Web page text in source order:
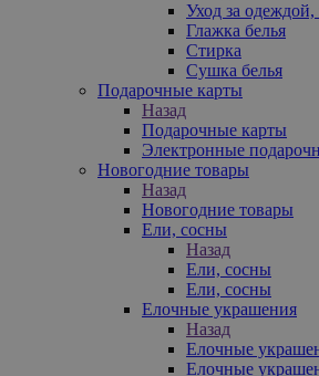
Уход за
Глажка белья
Стирка
Сушка белья
Подарочные карты
Назад
Подарочные карты
Электронные
Новогодние товары
Назад
Новогодние товары
Ели, сосны
Назад
Ели, сосны
Ели, сосны
Елочные украшения
Назад
Елочные
Елочные